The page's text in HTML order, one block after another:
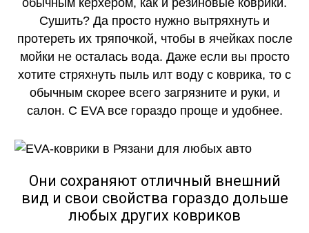
обычным керхером, как и резиновые коврики.
Сушить? Да просто нужно вытряхнуть и
протереть их тряпочкой, чтобы в ячейках после
мойки не осталась вода. Даже если вы просто
хотите стряхнуть пыль илт воду с коврика, то с
обычным скорее всего загрязните и руки, и
салон. С EVA все гораздо проще и удобнее.
Они сохраняют отличный внешний
вид и свои свойства гораздо дольше
любых других ковриков